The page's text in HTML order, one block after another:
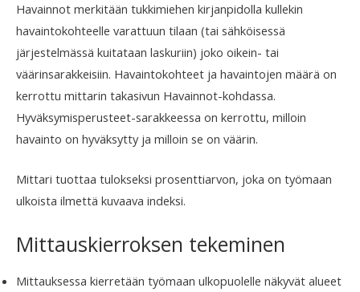
Havainnot merkitään tukkimiehen kirjanpidolla kullekin
havaintokohteelle varattuun tilaan (tai sähköisessä
järjestelmässä kuitataan laskuriin) joko oikein- tai
väärinsarakkeisiin. Havaintokohteet ja havaintojen määrä on
kerrottu mittarin takasivun Havainnot-kohdassa.
Hyväksymisperusteet-sarakkeessa on kerrottu, milloin
havainto on hyväksytty ja milloin se on väärin.
Mittari tuottaa tulokseksi prosenttiarvon, joka on työmaan
ulkoista ilmettä kuvaava indeksi.
Mittauskierroksen tekeminen
Mittauksessa kierretään työmaan ulkopuolelle näkyvät alueet